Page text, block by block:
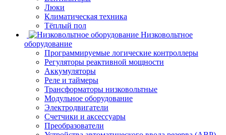
Люки
Климатическая техника
Тёплый пол
Низковольтное
оборудование
Программируемые логические контроллеры
Регуляторы реактивной мощности
Аккумуляторы
Реле и таймеры
Трансформаторы низковольтные
Модульное оборудование
Электродвигатели
Счетчики и аксессуары
Преобразователи